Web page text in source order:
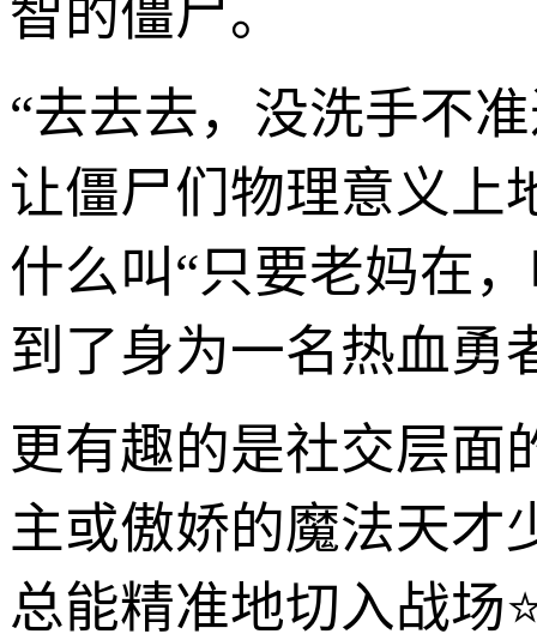
智的僵尸。
“去去去，没洗手不
让僵尸们物理意义上
什么叫“只要老妈在
到了身为一名热血勇
更有趣的是社交层面
主或傲娇的魔法天才
总能精准地切入战场